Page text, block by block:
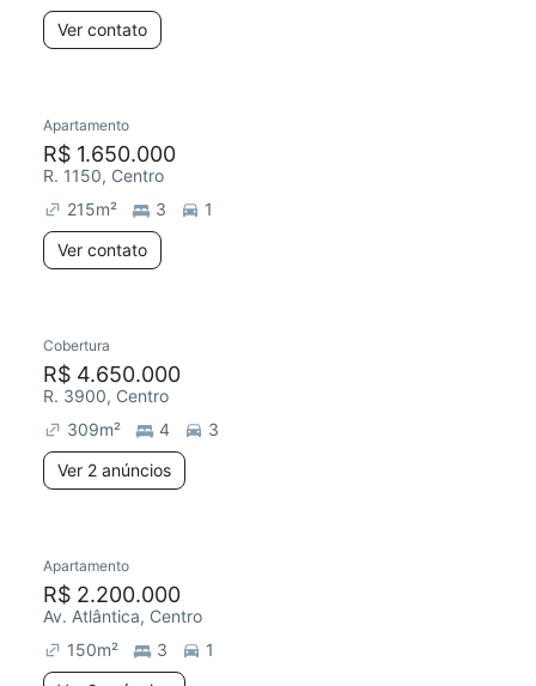
Ver contato
Apartamento
R$ 1.650.000
R. 1150, Centro
215m² 3
1
Ver contato
Cobertura
R$ 4.650.000
R. 3900, Centro
309m² 4
3
Ver 2 anúncios
Apartamento
R$ 2.200.000
Av. Atlântica, Centro
150m² 3
1